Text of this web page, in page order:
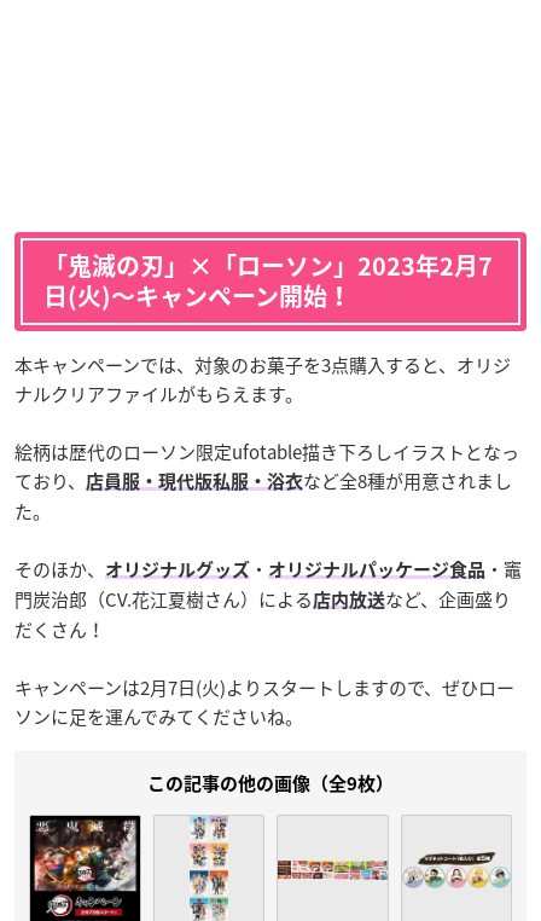
「鬼滅の刃」×「ローソン」2023年2月7
日(火)〜キャンペーン開始！
本キャンペーンでは、対象のお菓子を3点購入すると、オリジ
ナルクリアファイルがもらえます。
絵柄は歴代のローソン限定ufotable描き下ろしイラストとなっ
ており、
店員服・現代版私服・浴衣など全8種が用意されまし
た。
そのほか、 オリジナルグッズ ・ オリジナルパッケージ食品 ・竈
門炭治郎（CV.花江夏樹さん）による 店内放送など、企画盛り
だくさん！
キャンペーンは2月7日(火)よりスタートしますので、ぜひロー
ソンに足を運んでみてくださいね。
この記事の他の画像（全9枚）